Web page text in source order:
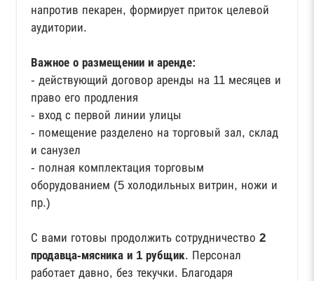
напротив пекарен, формирует приток целевой
аудитории.
Важное о размещении и аренде:
- действующий договор аренды на 11 месяцев и
право его продления
- вход с первой линии улицы
- помещение разделено на торговый зал, склад
и санузел
- полная комплектация торговым
оборудованием (5 холодильных витрин, ножи и
пр.)
С вами готовы продолжить сотрудничество 2
продавца-мясника и 1 рубщик. Персонал
работает давно, без текучки. Благодаря